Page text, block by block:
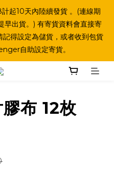
起10天內陸續發貨 。(連線期
早出貨。) 有寄貨資料會直接寄
得設定為儲貨，或者收到包貨
自助設定寄貨。
布 12枚